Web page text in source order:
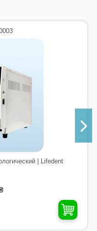
| Lifedent